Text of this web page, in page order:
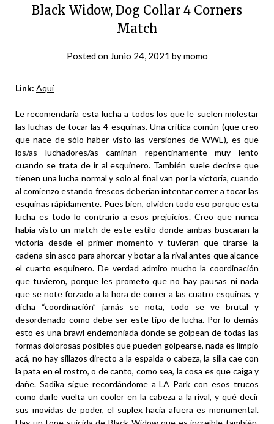
Black Widow, Dog Collar 4 Corners
Match
Posted on Junio 24, 2021 bymomo
Link: Aquí
Le recomendaría esta lucha a todos los que le suelen molestar
las luchas de tocar las 4 esquinas. Una crítica común (que creo
que nace de sólo haber visto las versiones de WWE), es que
los/as luchadores/as caminan repentinamente muy lento
cuando se trata de ir al esquinero. También suele decirse que
tienen una lucha normal y solo al final van por la victoria, cuando
al comienzo estando frescos deberían intentar correr a tocar las
esquinas rápidamente. Pues bien, olviden todo eso porque esta
lucha es todo lo contrario a esos prejuicios. Creo que nunca
había visto un match de este estilo donde ambas buscaran la
victoria desde el primer momento y tuvieran que tirarse la
cadena sin asco para ahorcar y botar a la rival antes que alcance
el cuarto esquinero. De verdad admiro mucho la coordinación
que tuvieron, porque les prometo que no hay pausas ni nada
que se note forzado a la hora de correr a las cuatro esquinas, y
dicha “coordinación” jamás se nota, todo se ve brutal y
desordenado como debe ser este tipo de lucha. Por lo demás
esto es una brawl endemoniada donde se golpean de todas las
formas dolorosas posibles que pueden golpearse, nada es limpio
acá, no hay sillazos directo a la espalda o cabeza, la silla cae con
la pata en el rostro, o de canto, como sea, la cosa es que caiga y
dañe. Sadika sigue recordándome a LA Park con esos trucos
como darle vuelta un cooler en la cabeza a la rival, y qué decir
sus movidas de poder, el suplex hacia afuera es monumental.